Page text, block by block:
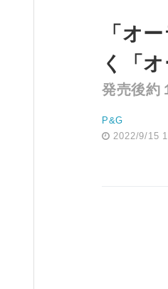
「オ
く「
発売後約
P&G
2022/9/15